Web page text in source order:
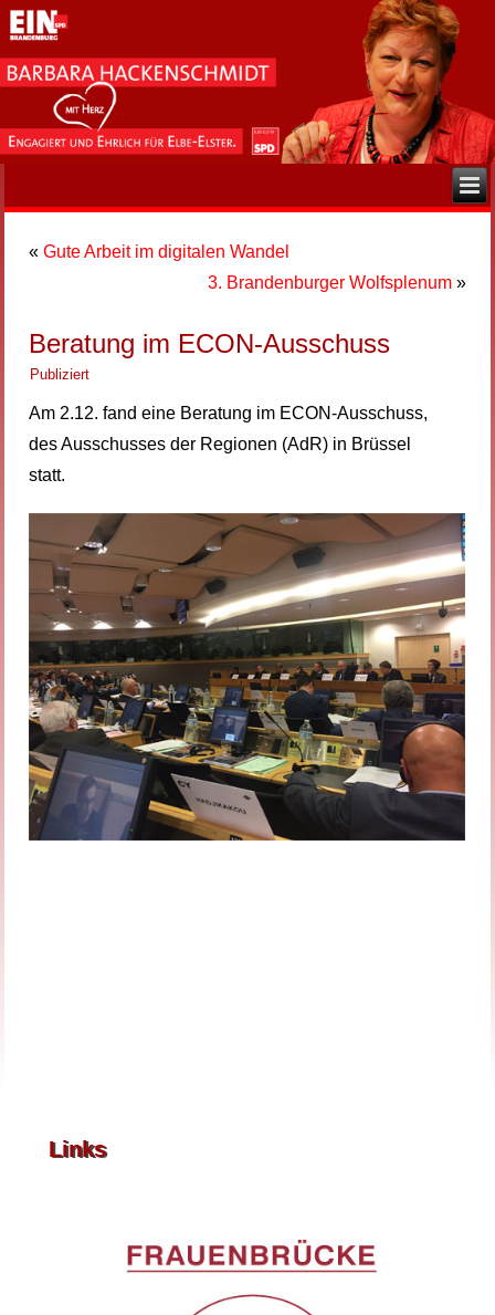
«Gute Arbeit im digitalen Wandel
3. Brandenburger Wolfsplenum»
Beratung im ECON-Ausschuss
Publiziert
Am 2.12. fand eine Beratung im ECON-Ausschuss,
des Ausschusses der Regionen (AdR) in Brüssel
statt.
Links